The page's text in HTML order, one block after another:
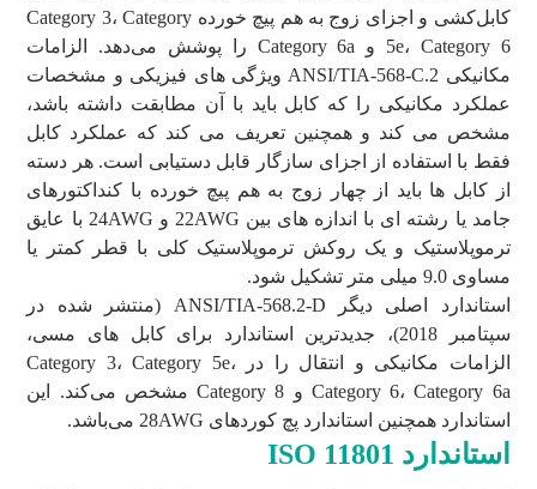
کابل‌کشی و اجزای زوج به هم پیچ خورده Category 3، Category
5e، Category 6 و Category 6a را پوشش می‌دهد. الزامات
مکانیکی ANSI/TIA-568-C.2 ویژگی های فیزیکی و مشخصات
عملکرد مکانیکی را که کابل باید با آن مطابقت داشته باشد،
مشخص می کند و همچنین تعریف می کند که عملکرد کابل
فقط با استفاده از اجزای سازگار قابل دستیابی است. هر دسته
از کابل ها باید از چهار زوج به هم پیچ خورده با کنداکتورهای
جامد یا رشته ای با اندازه های بین 22AWG و 24AWG با عایق
ترموپلاستیک و یک روکش ترموپلاستیک کلی با قطر کمتر یا
مساوی 9.0 میلی متر تشکیل شود.
استاندارد اصلی دیگر ANSI/TIA-568.2-D (منتشر شده در
سپتامبر 2018)، جدیدترین استاندارد برای کابل های مسی،
الزامات مکانیکی و انتقال را در Category 3، Category 5e،
Category 6، Category 6a و Category 8 مشخص می‌کند. این
استاندارد همچنین استاندارد پچ کوردهای 28AWG می‌باشد.
استاندارد ISO 11801